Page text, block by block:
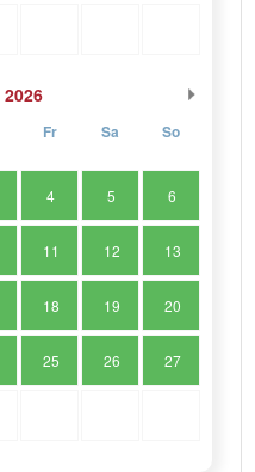
2026
Fr Sa So
4 5 6
11 12 13
18 19 20
25 26 27